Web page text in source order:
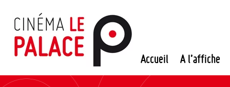
contenu
Accueil A l’affiche